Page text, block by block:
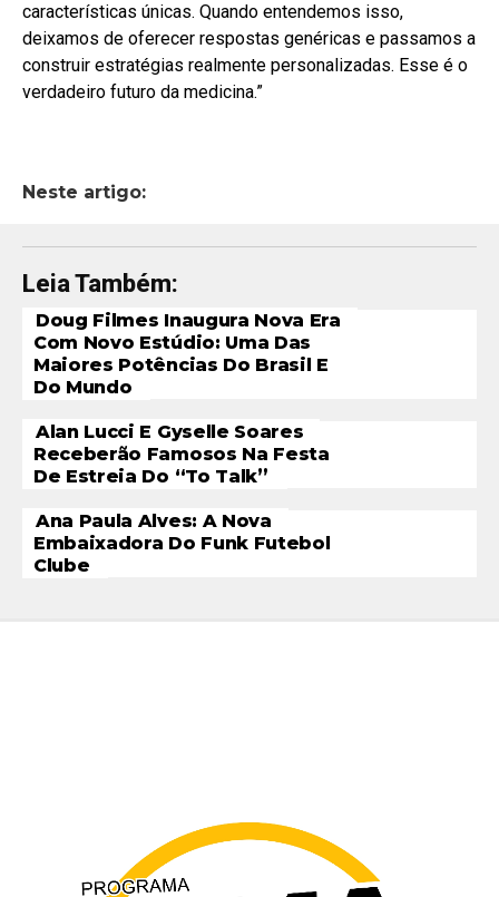
características únicas. Quando entendemos isso,
deixamos de oferecer respostas genéricas e passamos a
construir estratégias realmente personalizadas. Esse é o
verdadeiro futuro da medicina.”
Neste artigo:
Leia Também:
Doug Filmes Inaugura Nova Era
Com Novo Estúdio: Uma Das
Maiores Potências Do Brasil E
Do Mundo
Alan Lucci E Gyselle Soares
Receberão Famosos Na Festa
De Estreia Do “To Talk”
Ana Paula Alves: A Nova
Embaixadora Do Funk Futebol
Clube